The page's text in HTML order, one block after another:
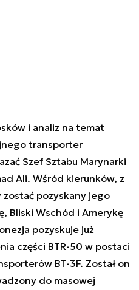
i analiz na temat
transporter
Szef Sztabu Marynarki
Ali. Wśród kierunków, z
pozyskany jego
Bliski Wschód i Amerykę
pozyskuje już
części BTR-50 w postaci
BT-3F. Został on
do masowej